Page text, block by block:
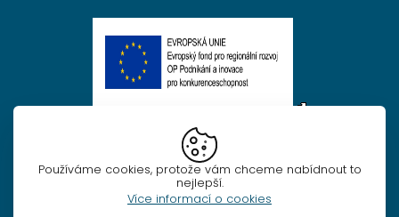
EU
Obchodní podmínky
Ochrana osobních údajů
Používáme cookies, protože vám chceme nabídnout to
nejlepší.
Více informací o cookies